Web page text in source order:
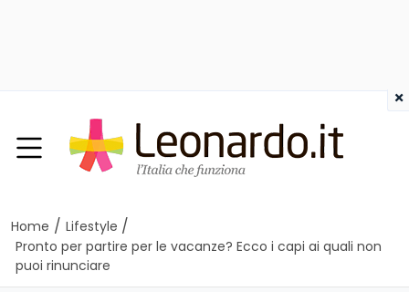
Home / Lifestyle /
Pronto per partire per le vacanze? Ecco i capi ai quali non
puoi rinunciare
×